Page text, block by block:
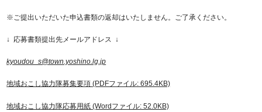
※ご提出いただいた申込書類の返却はいたしません。ご了承ください。
↓ 応募書類提出先メールアドレス ↓
kyoudou_s@town.yoshino.lg.jp
地域おこし協力隊募集要項 (PDFファイル: 695.4KB)
地域おこし協力隊応募用紙 (Wordファイル: 52.0KB)